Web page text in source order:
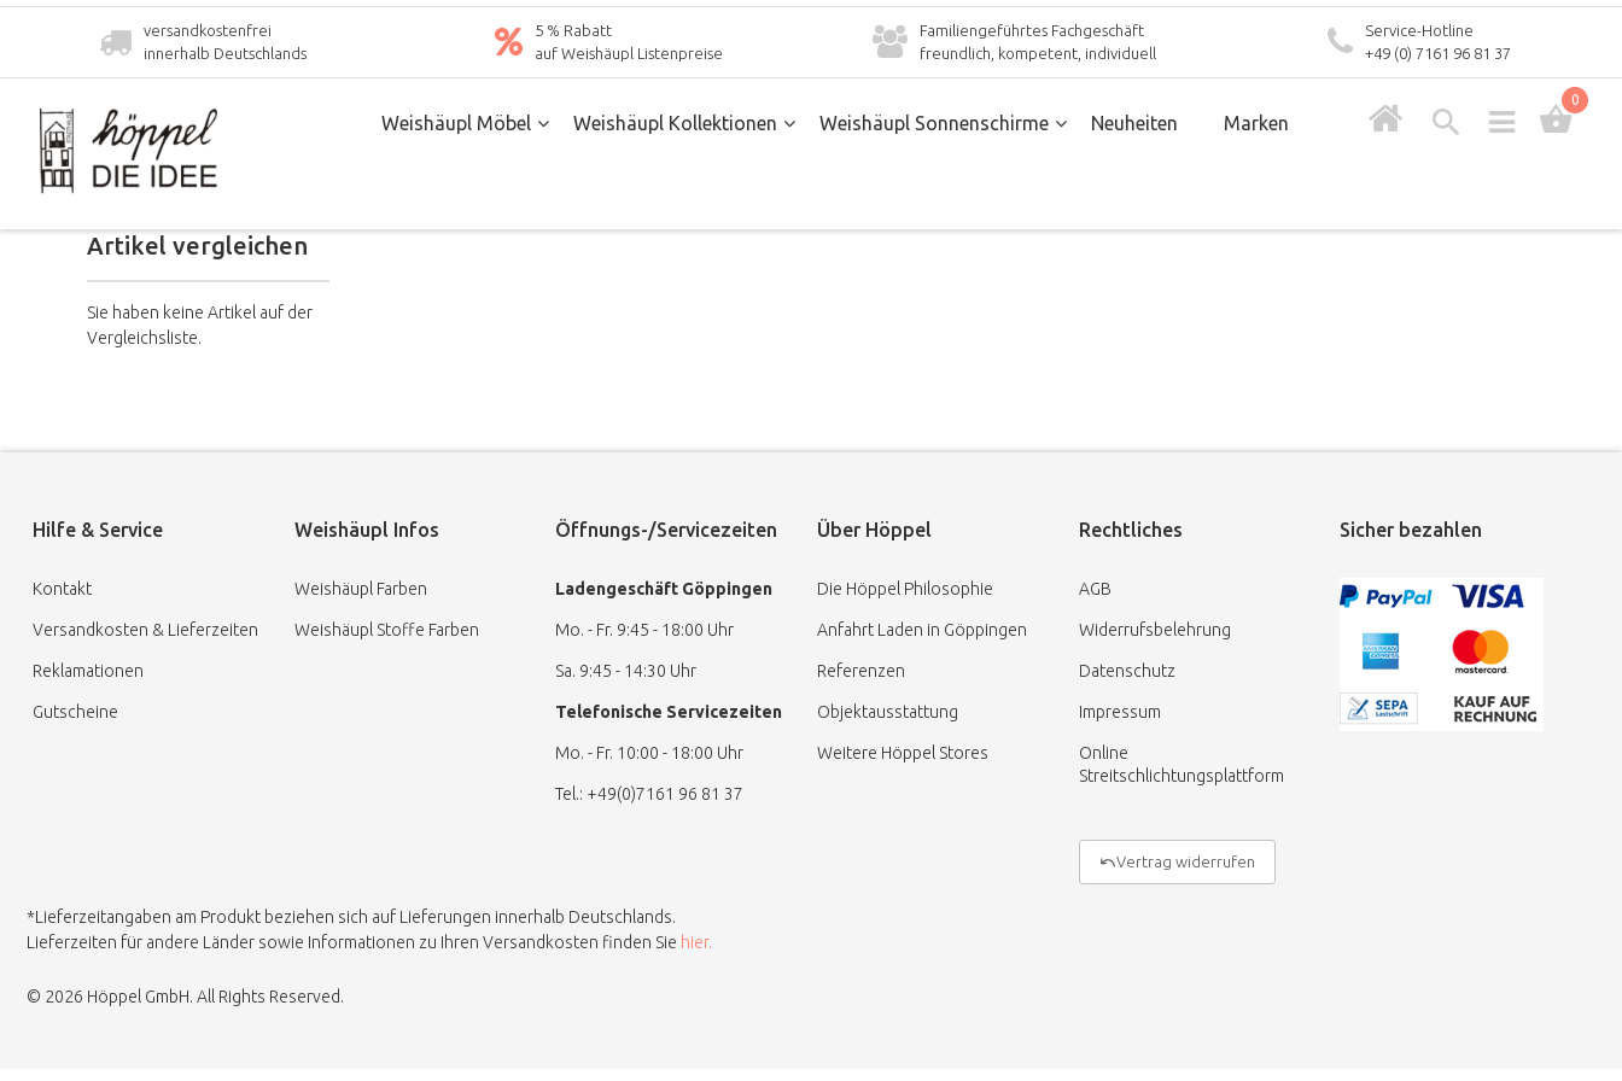
versandkostenfrei
innerhalb Deutschlands
5 % Rabatt
auf Weishäupl Listenpreise
Familiengeführtes Fachgeschäft
freundlich, kompetent, individuell
Service-Hotline
+49 (0) 7161 96 81 37
0
Weishäupl Möbel Weishäupl Kollektionen Weishäupl Sonnenschirme Neuheiten Marken
Artikel vergleichen
Sie haben keine Artikel auf der
Vergleichsliste.
Hilfe & Service
Kontakt
Versandkosten & Lieferzeiten
Reklamationen
Gutscheine
Weishäupl Infos
Weishäupl Farben
Weishäupl Stoffe Farben
Öffnungs-/Servicezeiten
Ladengeschäft Göppingen
Mo. - Fr. 9:45 - 18:00 Uhr
Sa. 9:45 - 14:30 Uhr
Telefonische Servicezeiten
Mo. - Fr. 10:00 - 18:00 Uhr
Tel.: +49(0)7161 96 81 37
Über Höppel
Die Höppel Philosophie
Anfahrt Laden in Göppingen
Referenzen
Objektausstattung
Weitere Höppel Stores
Rechtliches
AGB
Widerrufsbelehrung
Datenschutz
Impressum
Online
Streitschlichtungsplattform
Vertrag widerrufen
Sicher bezahlen
*Lieferzeitangaben am Produkt beziehen sich auf Lieferungen innerhalb Deutschlands.
Lieferzeiten für andere Länder sowie Informationen zu Ihren Versandkosten finden Sie hier.
© 2026 Höppel GmbH. All Rights Reserved.